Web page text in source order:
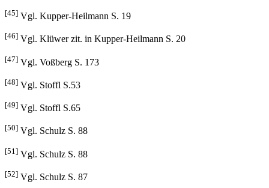
[44] Vgl. Stoffl S. 71
[45] Vgl. Kupper-Heilmann S. 19
[46] Vgl. Klüwer zit. in Kupper-Heilmann S. 20
[47] Vgl. Voßberg S. 173
[48] Vgl. Stoffl S.53
[49] Vgl. Stoffl S.65
[50] Vgl. Schulz S. 88
[51] Vgl. Schulz S. 88